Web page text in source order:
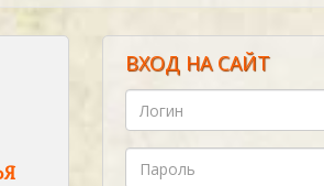
ВХОД НА САЙТ